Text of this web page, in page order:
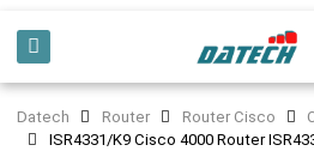
Datech Router Router Cisco
ISR4331/K9 Cisco 4000 Router